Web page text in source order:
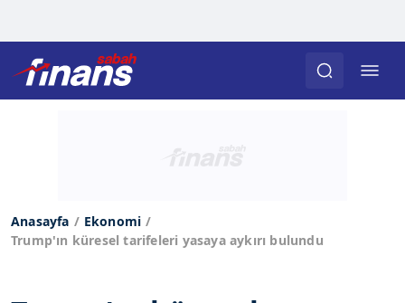
Anasayfa
Ekonomi
Trump'ın küresel tarifeleri yasaya aykırı bulundu